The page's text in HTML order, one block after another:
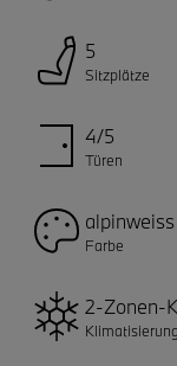
5
Sitzplätze
4/5
Türen
Farbe
2-Zonen-
Klimatisierung